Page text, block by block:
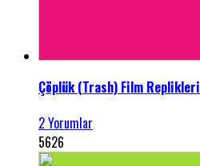
Çöplük (Trash) Film Replikleri
2 Yorumlar
5626